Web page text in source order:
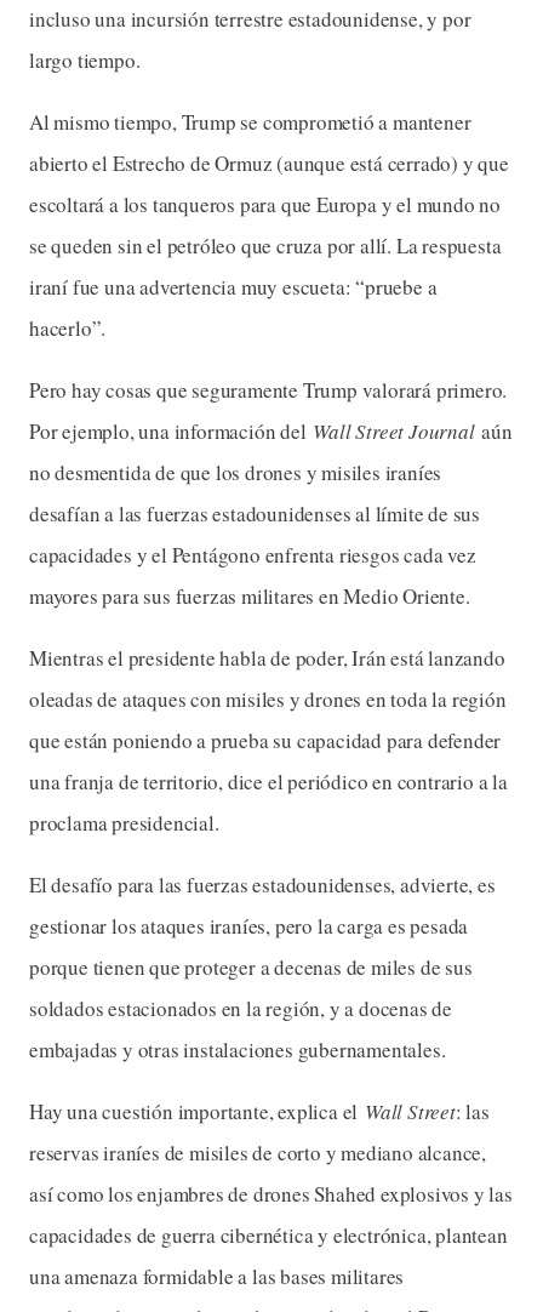
incluso una incursión terrestre estadounidense, y por
largo tiempo.
Al mismo tiempo, Trump se comprometió a mantener
abierto el Estrecho de Ormuz (aunque está cerrado) y que
escoltará a los tanqueros para que Europa y el mundo no
se queden sin el petróleo que cruza por allí. La respuesta
iraní fue una advertencia muy escueta: “pruebe a
hacerlo”.
Pero hay cosas que seguramente Trump valorará primero.
Por ejemplo, una información del Wall Street Journalaún
no desmentida de que los drones y misiles iraníes
desafían a las fuerzas estadounidenses al límite de sus
capacidades y el Pentágono enfrenta riesgos cada vez
mayores para sus fuerzas militares en Medio Oriente.
Mientras el presidente habla de poder, Irán está lanzando
oleadas de ataques con misiles y drones en toda la región
que están poniendo a prueba su capacidad para defender
una franja de territorio, dice el periódico en contrario a la
proclama presidencial.
El desafío para las fuerzas estadounidenses, advierte, es
gestionar los ataques iraníes, pero la carga es pesada
porque tienen que proteger a decenas de miles de sus
soldados estacionados en la región, y a docenas de
embajadas y otras instalaciones gubernamentales.
Hay una cuestión importante, explica el Wall Street: las
reservas iraníes de misiles de corto y mediano alcance,
así como los enjambres de drones Shahed explosivos y las
capacidades de guerra cibernética y electrónica, plantean
una amenaza formidable a las bases militares